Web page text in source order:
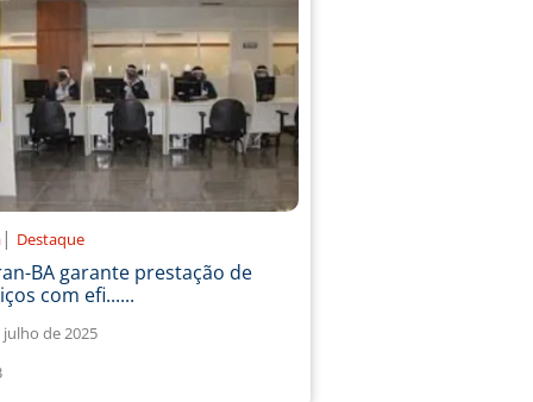
| Destaque
BA garante prestação de
com efi......
julho de 2025